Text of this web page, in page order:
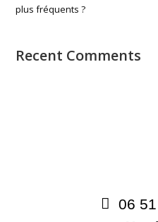
plus fréquents ?
Recent Comments
06